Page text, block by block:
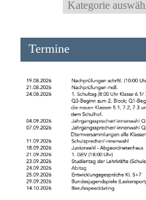
Termine